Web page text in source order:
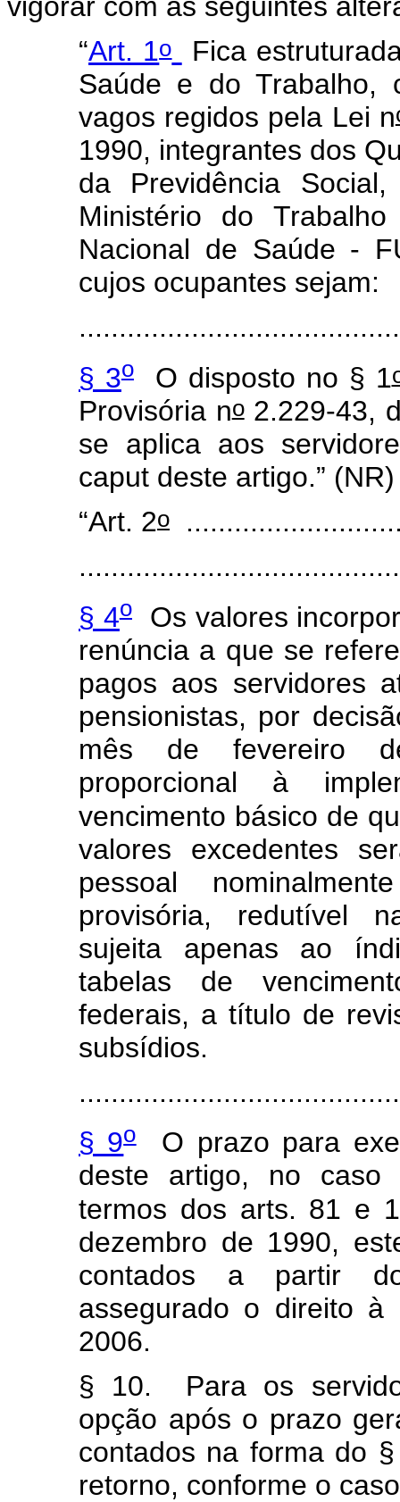
“Art. 1o
Fica
Saúde e do Trabalho,
vagos regidos pela Lei n
1990, integrantes dos
da Previdência
Ministério do
Nacional de Saúde -
cujos ocupantes sejam:
§ 3oO disposto no § 1
Provisória no2.229-43,
se aplica aos
caput deste artigo.” (NR)
“Art. 2o
§ 4oOs valores
renúncia a que se
pagos aos servidores
pensionistas, por
mês de fevereiro
proporcional à
vencimento básico de
valores excedentes
pessoal
provisória, redutível
sujeita apenas ao
tabelas de
federais, a título de
subsídios.
§ 9oO prazo para
deste artigo, no caso
termos dos arts. 81 e
dezembro de 1990,
contados a partir
assegurado o direito
2006.
§ 10. Para os
opção após o prazo
contados na forma do
retorno, conforme o